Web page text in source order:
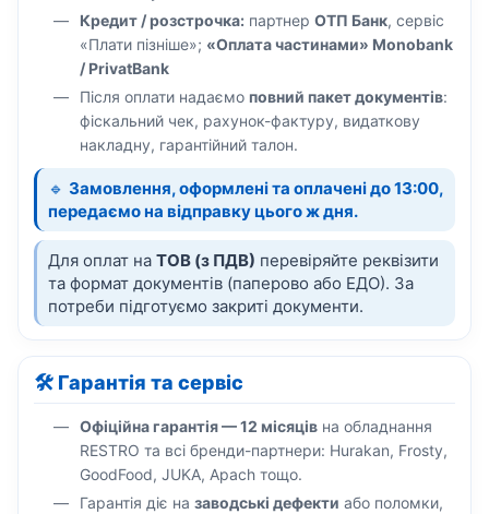
Кредит / розстрочка: партнер ОТП Банк, сервіс
«Плати пізніше»; «Оплата частинами» Monobank
/ PrivatBank
Після оплати надаємо повний пакет документів:
фіскальний чек, рахунок-фактуру, видаткову
накладну, гарантійний талон.
🔹 Замовлення, оформлені та оплачені до 13:00,
передаємо на відправку цього ж дня.
Для оплат на ТОВ (з ПДВ) перевіряйте реквізити
та формат документів (паперово або ЕДО). За
потреби підготуємо закриті документи.
🛠️ Гарантія та сервіс
Офіційна гарантія — 12 місяців на обладнання
RESTRO та всі бренди-партнери: Hurakan, Frosty,
GoodFood, JUKA, Apach тощо.
Гарантія діє на заводські дефекти або поломки,